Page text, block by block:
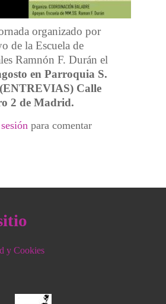
organizado por
de la Escuela de
Ramnón F. Durán el
en Parroquia S.
Calle
2 de Madrid.
de Colapso ¿Cómo reproducir
para comentar
y Cookies